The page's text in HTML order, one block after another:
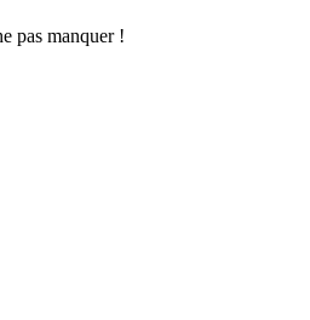
pas manquer !